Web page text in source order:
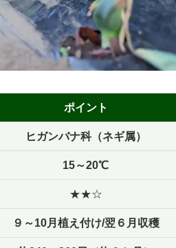
ポイント
ヒガンバナ科（ネギ属）
15～20℃
★★☆
９～10月植え付け/翌６月収穫